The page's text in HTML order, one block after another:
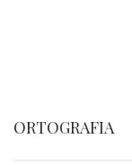
ORTOGRAFIA